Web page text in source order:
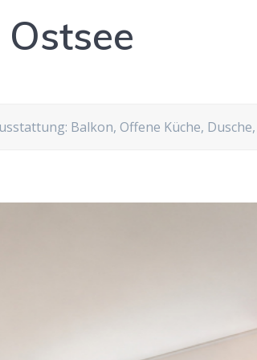
Balkon, Offene Küche,